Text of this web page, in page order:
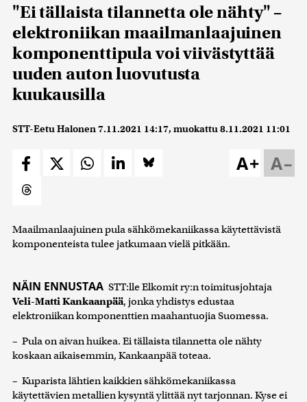
"Ei tällaista tilannetta ole nähty" –
elektroniikan maailmanlaajuinen
komponenttipula voi viivästyttää
uuden auton luovutusta
kuukausilla
STT-Eetu Halonen7.11.2021 14:17, muokattu8.11.2021 11:01
A–
A+
Maailmanlaajuinen pula sähkömekaniikassa käytettävistä
komponenteista tulee jatkumaan vielä pitkään.
NÄIN ENNUSTAA STT:lle Elkomit ry:n toimitusjohtaja
Veli-Matti Kankaanpää, jonka yhdistys edustaa
elektroniikan komponenttien maahantuojia Suomessa.
– Pula on aivan huikea. Ei tällaista tilannetta ole nähty
koskaan aikaisemmin, Kankaanpää toteaa.
– Kuparista lähtien kaikkien sähkömekaniikassa
käytettävien metallien kysyntä ylittää nyt tarjonnan. Kyse ei